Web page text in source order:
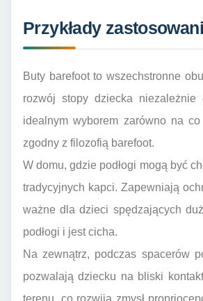
Przykłady
Buty barefoot to wszechstronne
rozwój stopy dziecka
idealnym wyborem zarówno na
zgodny z filozofią barefoot.
W domu, gdzie podłogi mogą być
tradycyjnych kapci. Zapewniają
ważne dla dzieci spędzających
podłogi i jest cicha.
Na zewnątrz, podczas spacerów
pozwalają dziecku na bliski
terenu, co rozwija zmysł